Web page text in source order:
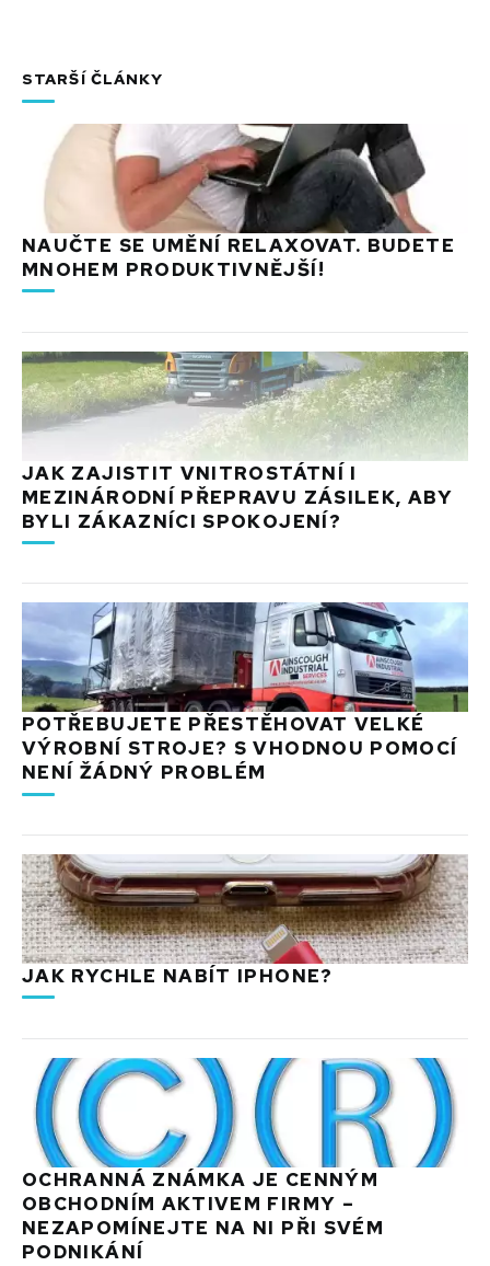
STARŠÍ ČLÁNKY
NAUČTE SE UMĚNÍ RELAXOVAT. BUDETE
MNOHEM PRODUKTIVNĚJŠÍ!
JAK ZAJISTIT VNITROSTÁTNÍ I
MEZINÁRODNÍ PŘEPRAVU ZÁSILEK, ABY
BYLI ZÁKAZNÍCI SPOKOJENÍ?
POTŘEBUJETE PŘESTĚHOVAT VELKÉ
VÝROBNÍ STROJE? S VHODNOU POMOCÍ
NENÍ ŽÁDNÝ PROBLÉM
JAK RYCHLE NABÍT IPHONE?
OCHRANNÁ ZNÁMKA JE CENNÝM
OBCHODNÍM AKTIVEM FIRMY –
NEZAPOMÍNEJTE NA NI PŘI SVÉM
PODNIKÁNÍ